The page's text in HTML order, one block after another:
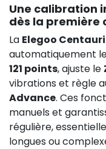
Une calibration
dès la première
La Elegoo
automatiquement
121 points, ajuste le
vibrations et règle
Advance. Ces
manuels et
régulière,
longues ou